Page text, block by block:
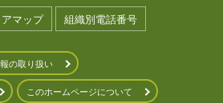
アマップ 組織別電話番号
の取り扱い
このホームページについて